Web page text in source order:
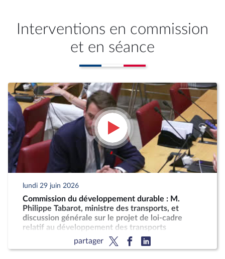
Interventions en commission
et en séance
lundi 29 juin 2026
Commission du développement durable : M.
Philippe Tabarot, ministre des transports, et
discussion générale sur le projet de loi-cadre
relatif au développement des transports
partager